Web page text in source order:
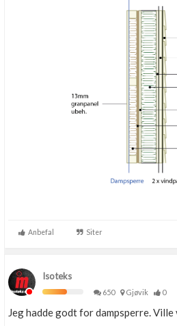
Anbefal Siter
Isoteks
650
Gjøvik 0
Jeg hadde godt for dampsperre.